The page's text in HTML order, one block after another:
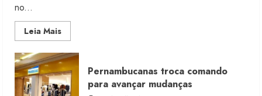
no...
Leia MaisRead
more
Morena
Rosa
lança
franquia
com
Pernambucanas troca comando
para avançar mudanças